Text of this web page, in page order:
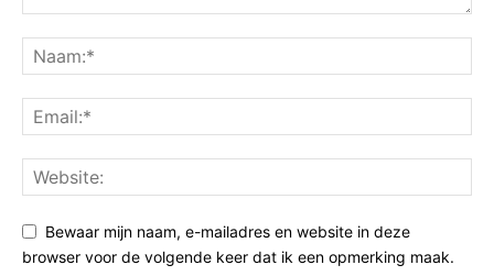
Bewaar mijn naam, e-mailadres en website in deze
browser voor de volgende keer dat ik een opmerking maak.